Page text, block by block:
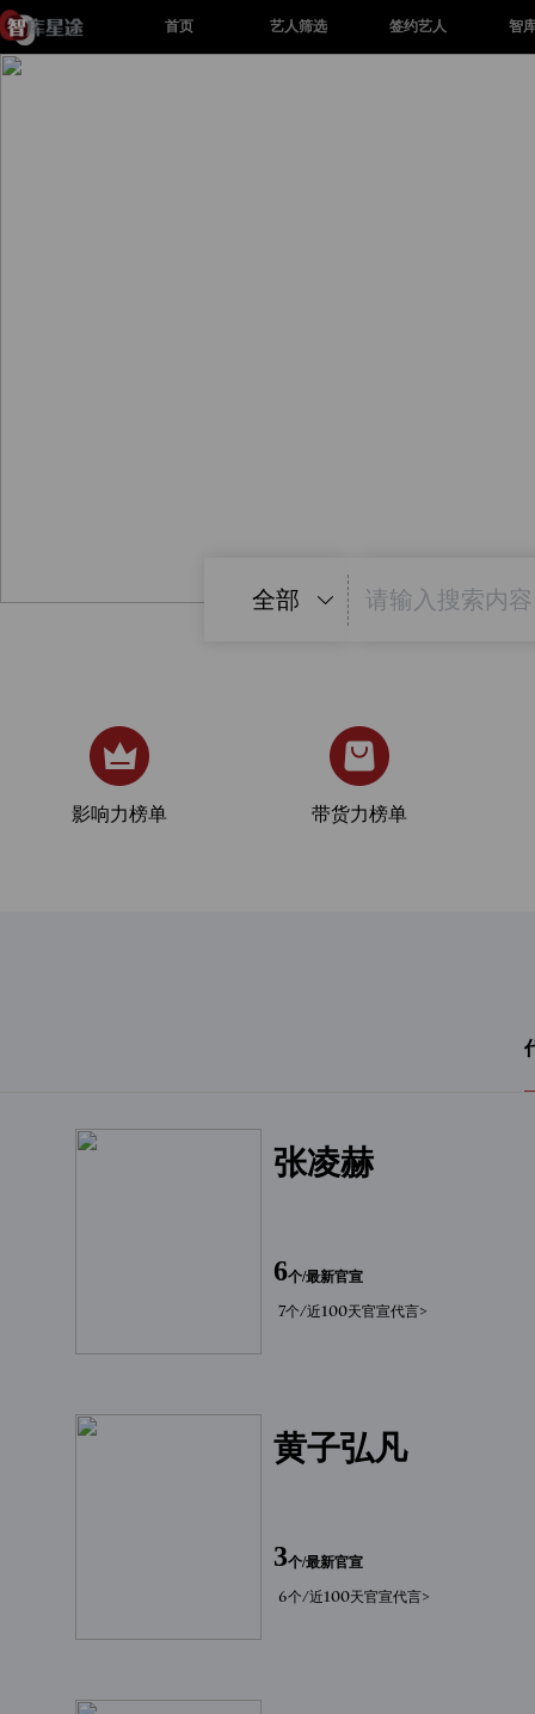
首页 艺人筛选 签约艺人 智
全部
影响力榜单 带货力榜单
张凌赫
6个/最新官宣
7个/近100天官宣代言>
黄子弘凡
3个/最新官宣
6个/近100天官宣代言>